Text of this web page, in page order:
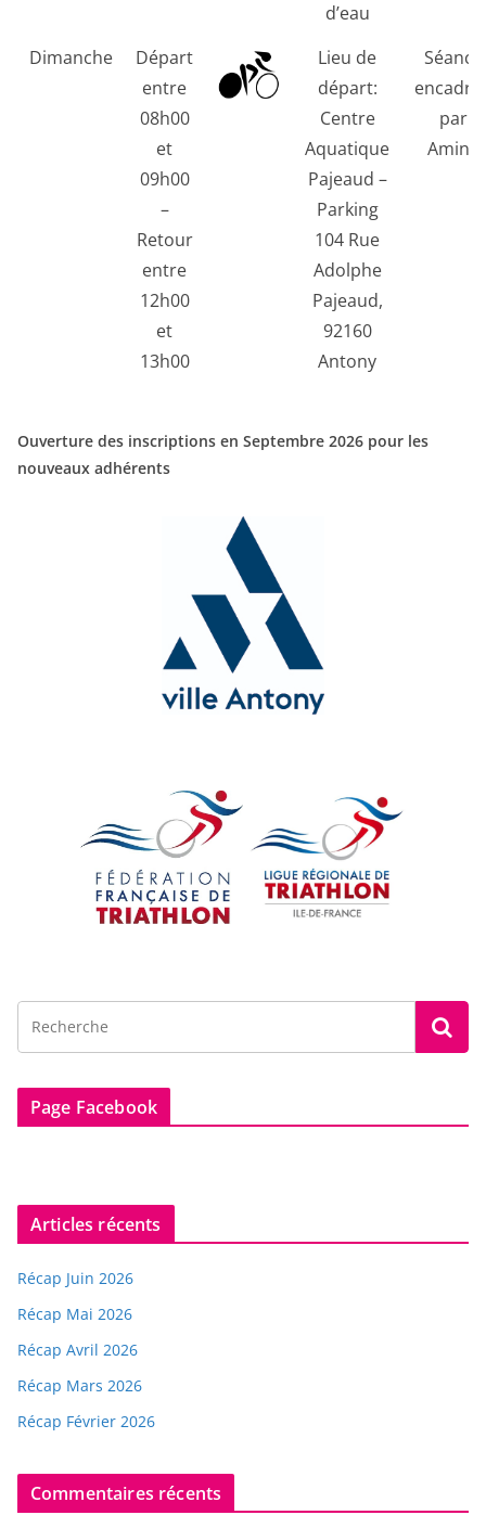
d’eau
Dimanche
Départ
entre
08h00
et
09h00
–
Retour
entre
12h00
et
13h00
Lieu de
départ:
Centre
Aquatique
Pajeaud –
Parking
104 Rue
Adolphe
Pajeaud,
92160
Antony
Séance
par
Amine
Ouverture des inscriptions en Septembre 2026 pour les
nouveaux adhérents
Page Facebook
Articles récents
Récap Juin 2026
Récap Mai 2026
Récap Avril 2026
Récap Mars 2026
Récap Février 2026
Commentaires récents